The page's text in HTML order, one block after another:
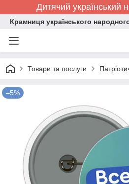
Дитячий український
Крамниця українського
Товари та послуги
–5%